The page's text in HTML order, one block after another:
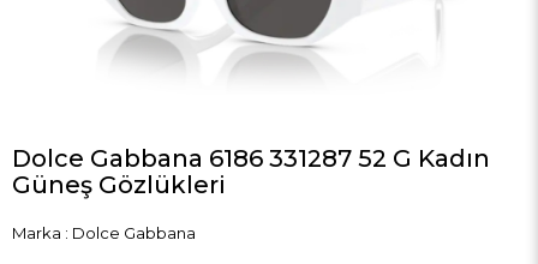
Dolce Gabbana 6186 331287 52 G Kadın
Güneş Gözlükleri
Marka : Dolce Gabbana